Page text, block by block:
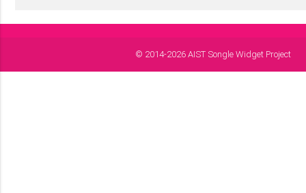
© 2014-2026 AIST Songle Widget Project